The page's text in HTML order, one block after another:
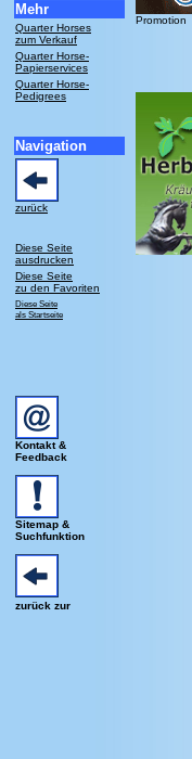
Mehr
Quarter Horses
zum Verkauf
Quarter Horse-
Papierservices
Quarter Horse-
Pedigrees
Navigation
zurück
Diese Seite
ausdrucken
Diese Seite
zu den Favoriten
Diese Seite
als Startseite
Kontakt &
Feedback
Sitemap &
Suchfunktion
zurück zur
Promotion